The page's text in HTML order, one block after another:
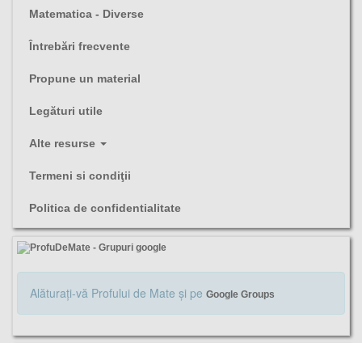
Matematica - Diverse
Întrebări frecvente
Propune un material
Legături utile
Alte resurse
Termeni si condiţii
Politica de confidentialitate
Alăturaţi-vă Profului de Mate şi pe Google Groups